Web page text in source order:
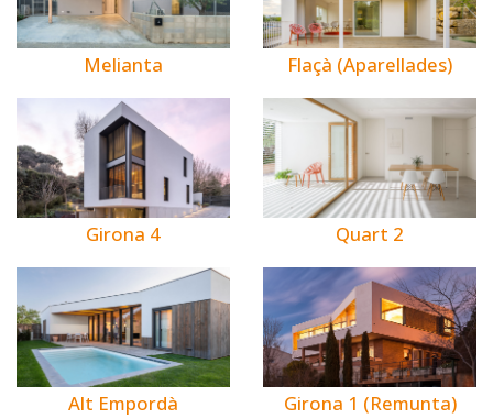
Melianta Flaçà (Aparellades)
Girona 4 Quart 2
Alt Empordà Girona 1 (Remunta)